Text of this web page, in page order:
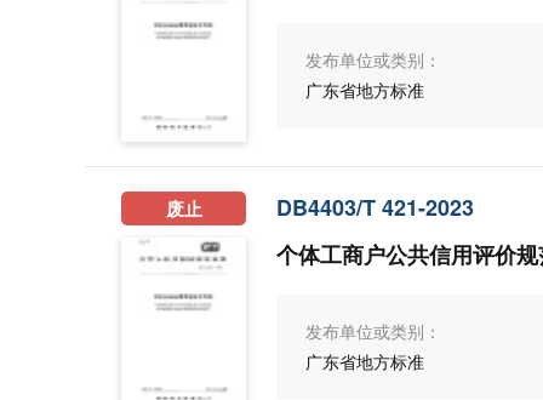
发布单位或类别：
广东省地方标准
废止
DB4403/T 421-2023
个体工商户公共信用评价
发布单位或类别：
广东省地方标准